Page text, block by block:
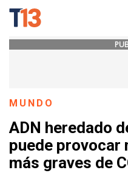
MUNDO
ADN heredado
puede
más graves de